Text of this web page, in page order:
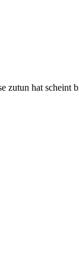
zutun hat scheint